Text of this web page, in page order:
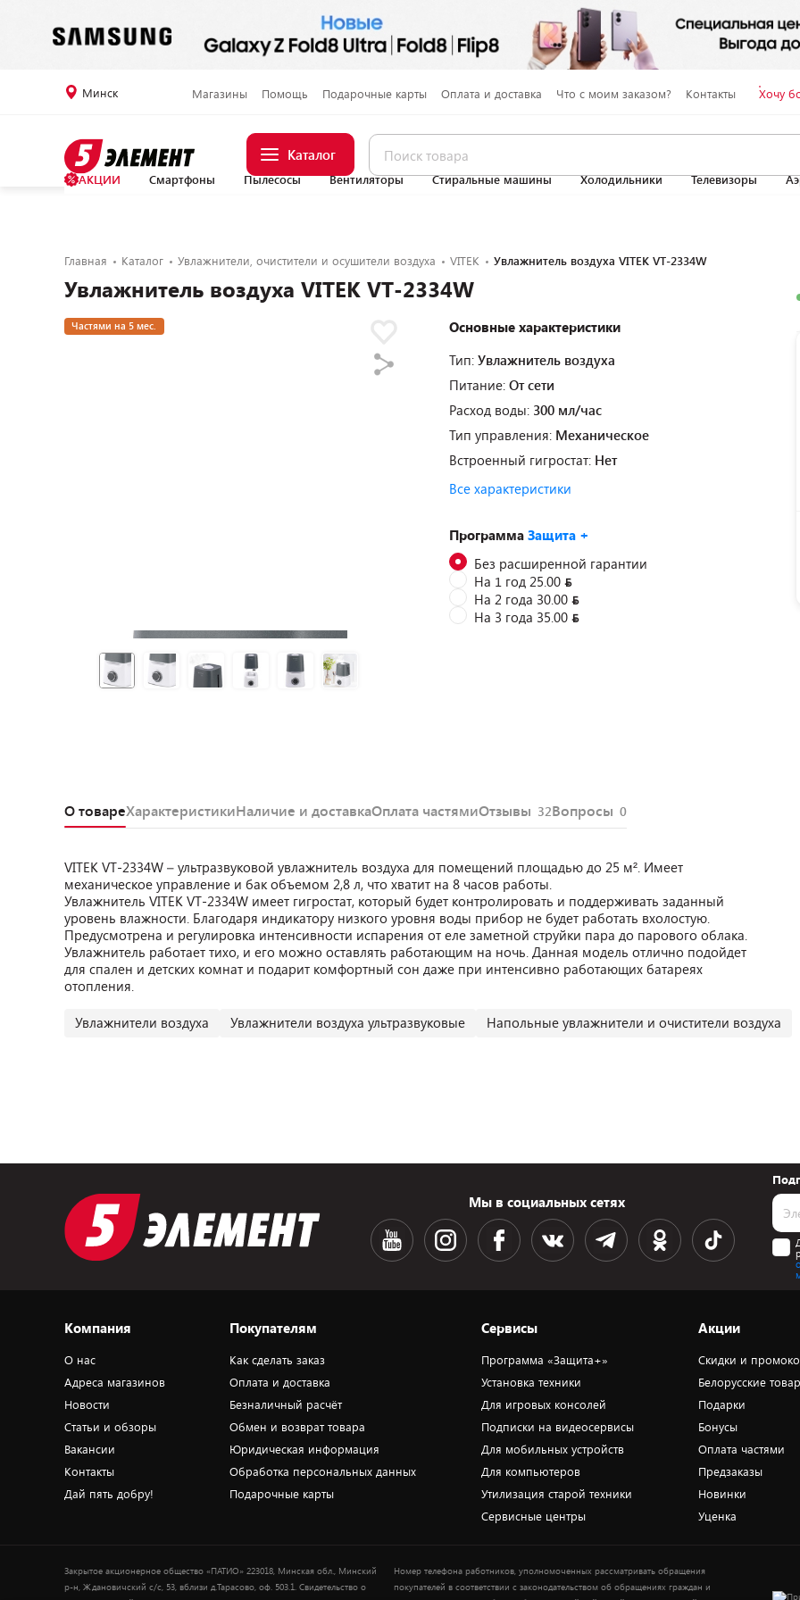
Минск Магазины Помощь Подарочные карты Оплата и доставка Что с моим заказом? Контакты Хочу
Каталог
АКЦИИ Смартфоны Пылесосы Вентиляторы Стиральные машины Холодильники Телевизоры
Главная Каталог Увлажнители, очистители и осушители воздуха VITEK Увлажнитель воздуха VITEK VT-2334W
Увлажнитель воздуха VITEK VT-2334W
Частями на 5 мес.
Основные характеристики
Тип: Увлажнитель воздуха
Питание: От сети
Расход воды: 300 мл/час
Тип управления: Механическое
Встроенный гигростат: Нет
Все характеристики
Программа Защита +
Без расширенной гарантии
На 1 год 25.00
На 2 года 30.00
На 3 года 35.00
О товареХарактеристикиНаличие и доставкаОплата частямиОтзывы 32Вопросы 0
VITEK VT-2334W – ультразвуковой увлажнитель воздуха для помещений площадью до 25 м². Имеет
механическое управление и бак объемом 2,8 л, что хватит на 8 часов работы.
Увлажнитель VITEK VT-2334W имеет гигростат, который будет контролировать и поддерживать заданный
уровень влажности. Благодаря индикатору низкого уровня воды прибор не будет работать вхолостую.
Предусмотрена и регулировка интенсивности испарения от еле заметной струйки пара до парового облака.
Увлажнитель работает тихо, и его можно оставлять работающим на ночь. Данная модель отлично подойдет
для спален и детских комнат и подарит комфортный сон даже при интенсивно работающих батареях
отопления.
Увлажнители воздуха Увлажнители воздуха ультразвуковые Напольные увлажнители и очистители воздуха
Мы в социальных сетях
Компания
О нас
Адреса магазинов
Новости
Статьи и обзоры
Вакансии
Контакты
Дай пять добру!
Покупателям
Как сделать заказ
Оплата и доставка
Безналичный расчёт
Обмен и возврат товара
Юридическая информация
Обработка персональных данных
Подарочные карты
Сервисы
Программа «Защита+»
Установка техники
Для игровых консолей
Подписки на видеосервисы
Для мобильных устройств
Для компьютеров
Утилизация старой техники
Сервисные центры
Акции
Скидки и
Белорусские
Подарки
Бонусы
Оплата частями
Предзаказы
Новинки
Уценка
Закрытое акционерное общество «ПАТИО» 223018, Минская обл., Минский
р-н, Ждановичский с/с, 53, вблизи д.Тарасово, оф. 503.1. Свидетельство о
Номер телефона работников, уполномоченных рассматривать обращения
покупателей в соответствии с законодательством об обращениях граждан и